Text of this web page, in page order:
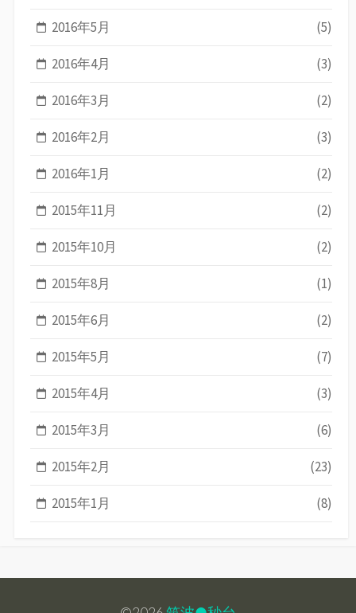
2016年5月 (5)
2016年4月 (3)
2016年3月 (2)
2016年2月 (3)
2016年1月 (2)
2015年11月 (2)
2015年10月 (2)
2015年8月 (1)
2015年6月 (2)
2015年5月 (7)
2015年4月 (3)
2015年3月 (6)
2015年2月 (23)
2015年1月 (8)